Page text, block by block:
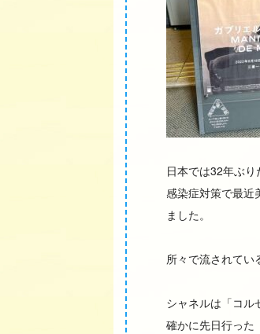
日本では32年ぶり
感染症対策で最近
ました。
所々で流されてい
シャネルは「コル
確かに先日行った